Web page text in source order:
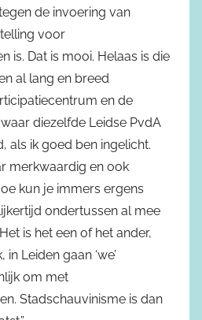
de invoering van
voor
is. Dat is mooi. Helaas is die
al lang en breed
en de
diezelfde Leidse PvdA
als ik goed ben ingelicht.
merkwaardig en ook
kun je immers ergens
ondertussen al mee
is het een of het ander,
Leiden gaan ‘we’
om met
Stadschauvinisme is dan